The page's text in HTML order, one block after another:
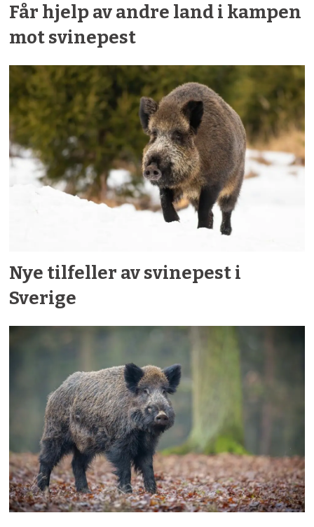
Får hjelp av andre land i kampen
mot svinepest
Nye tilfeller av svinepest i
Sverige